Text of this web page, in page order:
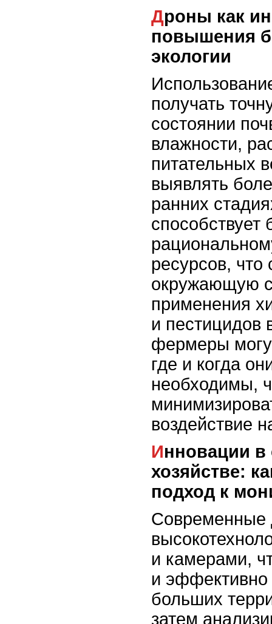
Дроны как инструмент для
повышения
экологии
получать
состоянии
влажности,
питательных
выявлять
ранних
способствует
ресурсов, что
окружающую
применения
и пестицидов
фермеры
где и когда
необходимы,
воздействие
Инновации в сельском
хозяйстве:
подход к
и камерами,
и эффективно
больших
затем